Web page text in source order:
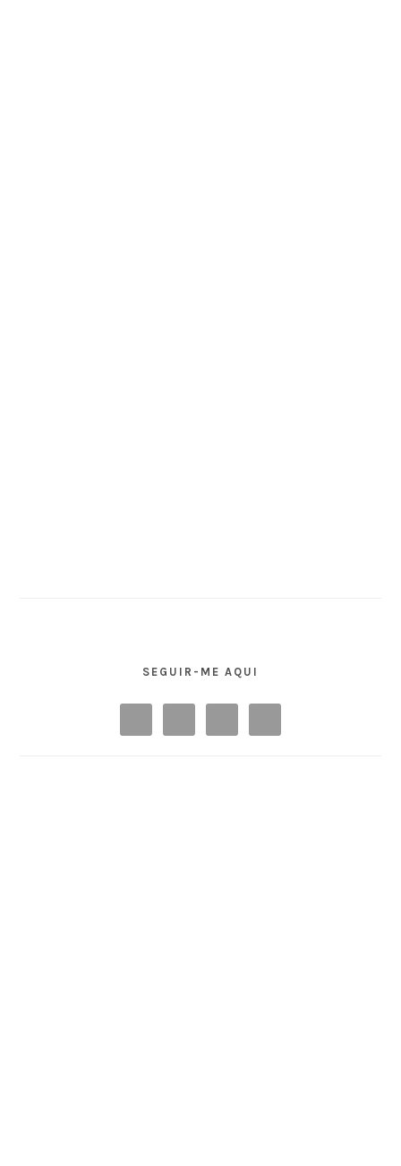
SEGUIR-ME AQUI